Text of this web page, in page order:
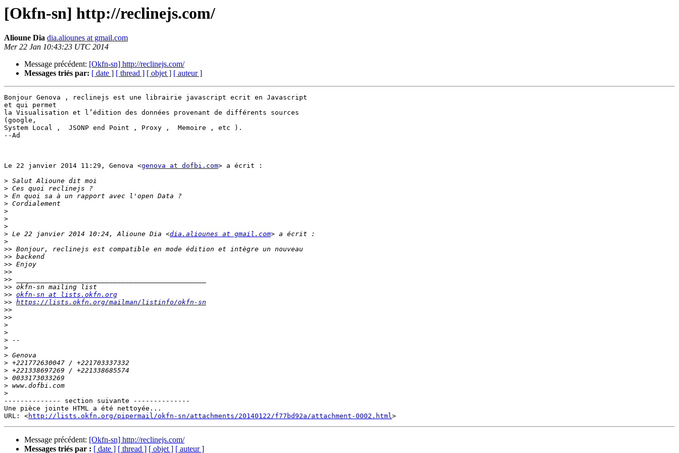
[Okfn-sn] http://reclinejs.com/
Alioune Dia dia.aliounes at gmail.com
Mer 22 Jan 10:43:23 UTC 2014
Message précédent: [Okfn-sn] http://reclinejs.com/
Messages triés par: [ date ] [ thread ] [ objet ] [ auteur ]
Bonjour Genova , reclinejs est une librairie javascript ecrit en Javascript
et qui permet
la Visualisation et l’édition des données provenant de différents sources
(google,
System Local ,  JSONP end Point , Proxy ,  Memoire , etc ).
--Ad
Le 22 janvier 2014 11:29, Genova <genova at dofbi.com> a écrit :
>
>
>
>
>
>
>
> Le 22 janvier 2014 10:24, Alioune Dia <dia.aliounes at gmail.com
>
>>
>>
>>
>>
>>
>>
>> okfn-sn at lists.okfn.org
>> https://lists.okfn.org/mailman/listinfo/okfn-sn
>>
>>
>
>
>
>
>
>
>
>
>
>
-------------- section suivante --------------
Une pièce jointe HTML a été nettoyée...
URL: <http://lists.okfn.org/pipermail/okfn-sn/attachments/20140122/f77bd92a/attachment-0002.html
Message précédent: [Okfn-sn] http://reclinejs.com/
Messages triés par : [ date ] [ thread ] [ objet ] [ auteur ]